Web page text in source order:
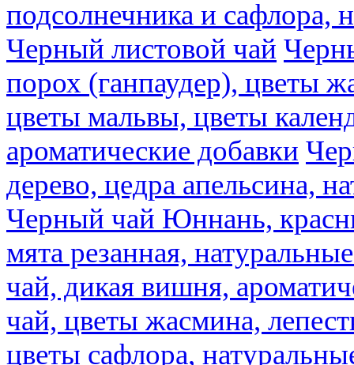
подсолнечника и сафлора,
Черный листовой чай
порох (ганпаудер), цветы
цветы мальвы, цветы
ароматические добавки
дерево, цедра апельсина,
Черный чай Юннань,
мята резанная,
чай, дикая вишня,
чай, цветы жасмина,
цветы сафлора,